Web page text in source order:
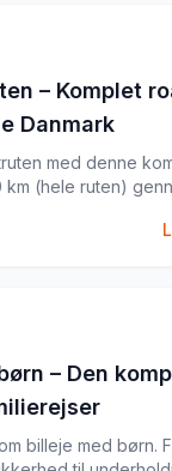
– Komplet
Danmark
med denne
km (hele ruten)
landsbyer,
– Den
billeje med børn.